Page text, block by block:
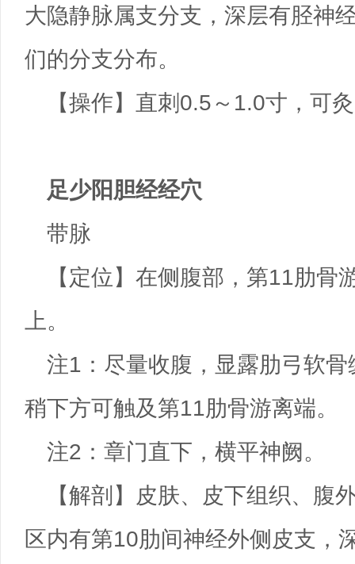
大隐静脉属支分支，深层有胫神
们的分支分布。
【操作】直刺0.5～1.0寸，可
足少阳胆经经穴
带脉
【定位】在侧腹部，第11肋
上。
注1：尽量收腹，显露肋弓软
稍下方可触及第11肋骨游离端。
注2：章门直下，横平神阙。
【解剖】皮肤、皮下组织、腹
区内有第10肋间神经外侧皮支，